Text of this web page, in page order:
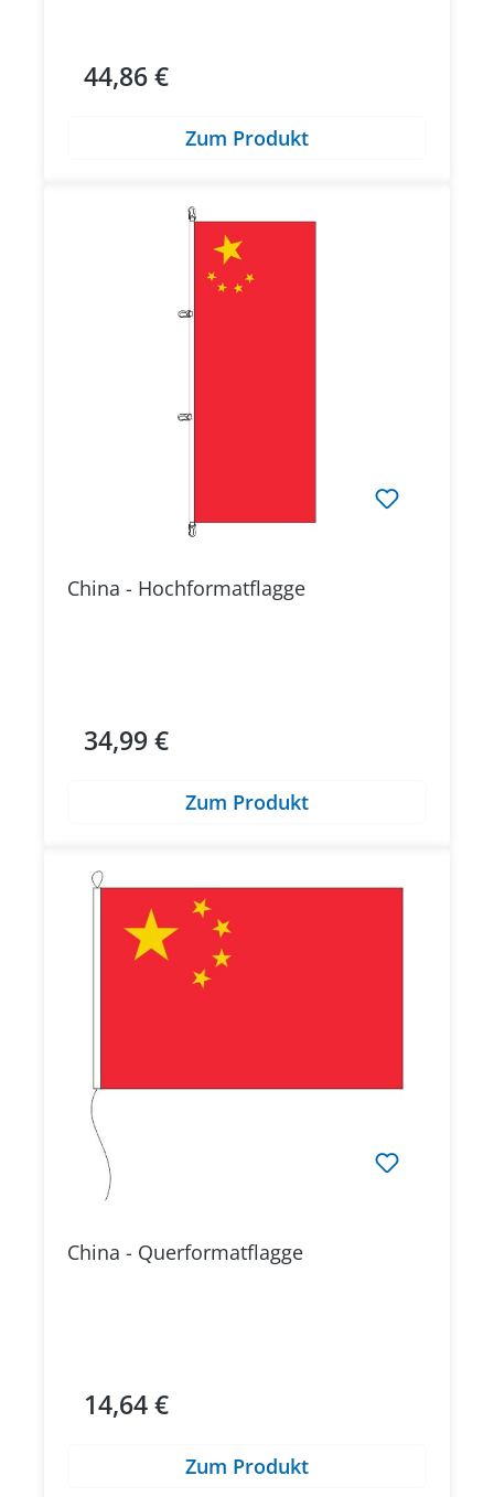
Regulärer Preis:
44,86 €
Zum Produkt
China - Hochformatflagge
Regulärer Preis:
34,99 €
Zum Produkt
China - Querformatflagge
Regulärer Preis:
14,64 €
Zum Produkt